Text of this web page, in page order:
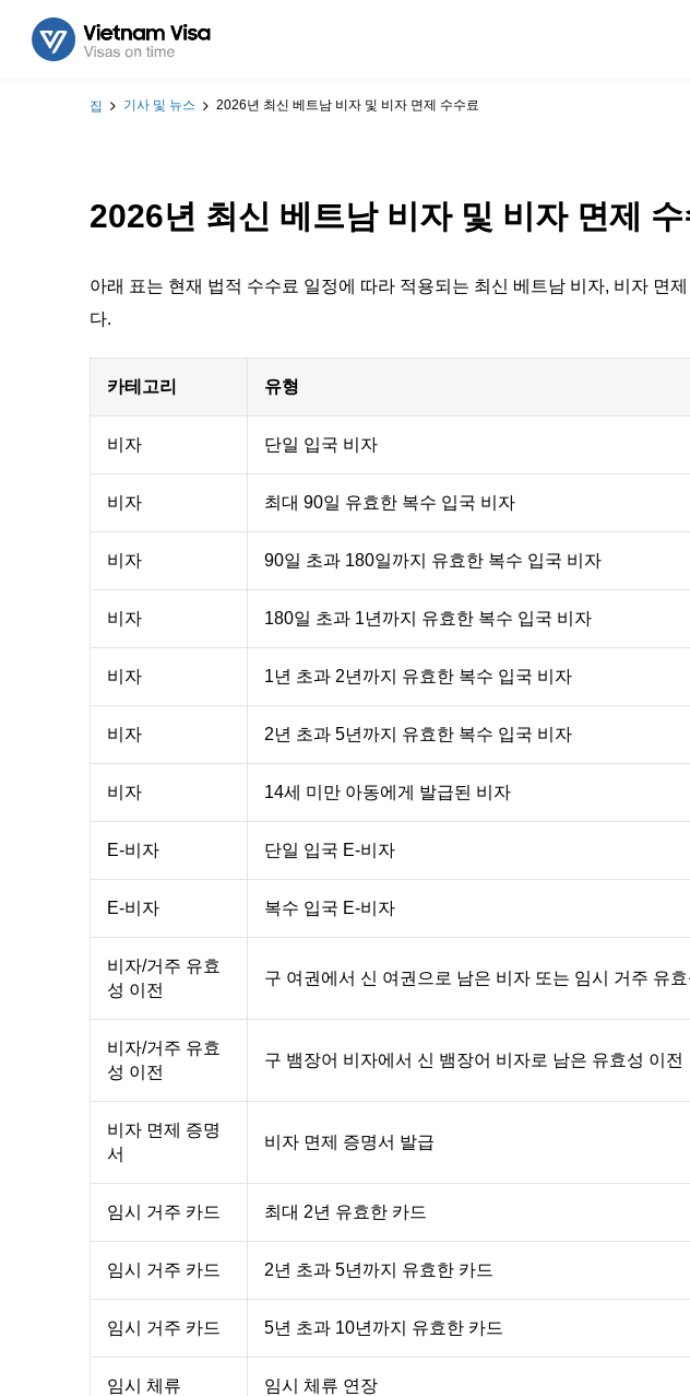
집 기사 및 뉴스 2026년 최신 베트남 비자 및 비자 면제 수수료
2026년 최신 베트남 비자 및 비자 면제
아래 표는 현재 법적 수수료 일정에 따라 적용되는 최신 베트남 비자, 비자 면
다.
카테고리 유형
비자 단일 입국 비자
비자 최대 90일 유효한 복수 입국 비자
비자 90일 초과 180일까지 유효한 복수 입국 비자
비자 180일 초과 1년까지 유효한 복수 입국 비자
비자 1년 초과 2년까지 유효한 복수 입국 비자
비자 2년 초과 5년까지 유효한 복수 입국 비자
비자 14세 미만 아동에게 발급된 비자
E-비자 단일 입국 E-비자
E-비자 복수 입국 E-비자
비자/거주 유효
성 이전
구 여권에서 신 여권으로 남은 비자 또는 임시 거주 유효
비자/거주 유효
성 이전
구 뱀장어 비자에서 신 뱀장어 비자로 남은 유효성 이전
비자 면제 증명
서
비자 면제 증명서 발급
임시 거주 카드 최대 2년 유효한 카드
임시 거주 카드 2년 초과 5년까지 유효한 카드
임시 거주 카드 5년 초과 10년까지 유효한 카드
임시 체류 임시 체류 연장